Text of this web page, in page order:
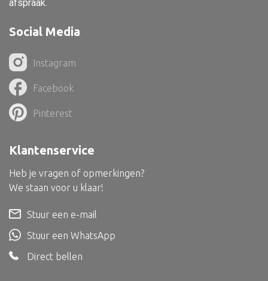
Pilaar
Pot
Dienblad
Mand
Roomdevider
Kussen
Tapijt
Kelim
afspraak.
Social Media
Instagram
Facebook
Pinterest
Klantenservice
Heb je vragen of opmerkingen?
We staan voor u klaar!
Stuur een e-mail
Stuur een WhatsApp
Direct bellen